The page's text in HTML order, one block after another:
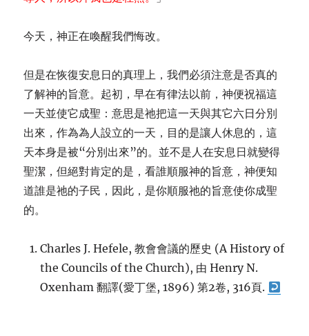
今天，神正在喚醒我們悔改。
但是在恢復安息日的真理上，我們必須注意是否真的
了解神的旨意。起初，早在有律法以前，神便祝福這
一天並使它成聖：意思是祂把這一天與其它六日分別
出來，作為為人設立的一天，目的是讓人休息的，這
天本身是被“分別出來”的。並不是人在安息日就變得
聖潔，但絕對肯定的是，看誰順服神的旨意，神便知
道誰是祂的子民，因此，是你順服祂的旨意使你成聖
的。
Charles J. Hefele, 教會會議的歷史 (A History of
the Councils of the Church), 由 Henry N.
Oxenham 翻譯(愛丁堡, 1896) 第2卷, 316頁.